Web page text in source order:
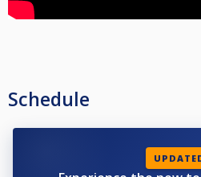
MBK har rabattavtale hos Hotell Molde.
av disipliner bestemmes i forbindelse
b.9-Ball minimum 6
Schedule